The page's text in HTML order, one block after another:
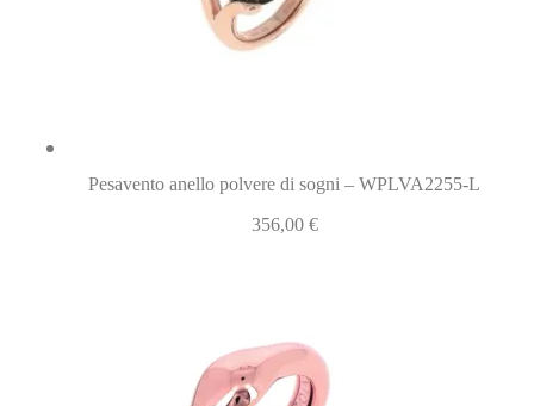
Pesavento anello polvere di sogni – WPLVA2255-L
356,00 €